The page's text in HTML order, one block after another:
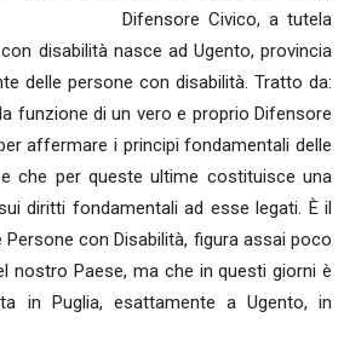
Difensore Civico, a tutela
disabilità nasce ad Ugento, provincia
delle persone con disabilità. Tratto da:
funzione di un vero e proprio Difensore
affermare i principi fondamentali delle
che per queste ultime costituisce una
diritti fondamentali ad esse legati. È il
Persone con Disabilità, figura assai poco
nostro Paese, ma che in questi giorni è
in Puglia, esattamente a Ugento, in